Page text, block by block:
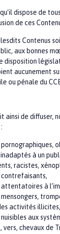
qu’il dispose de
de ces
lesdits Contenus
aux bonnes
disposition
aucunement
ou pénale du
ainsi de
à un
racistes,
contrefaisants,
à
activités
aux
vers, chevaux de